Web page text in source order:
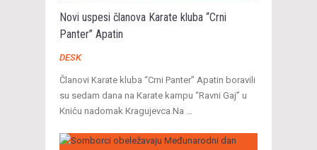
Novi uspesi članova Karate kluba “Crni
Panter” Apatin
DESK
Članovi Karate kluba “Crni Panter” Apatin boravili
su sedam dana na Кarate kampu “Ravni Gaj” u
Кniću nadomak Кragujevca.Na …